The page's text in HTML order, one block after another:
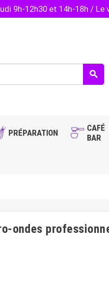
9h-12h30 et 14h-18h / Le
search
PRÉPARATION
CAFÉ
BAR
ondes